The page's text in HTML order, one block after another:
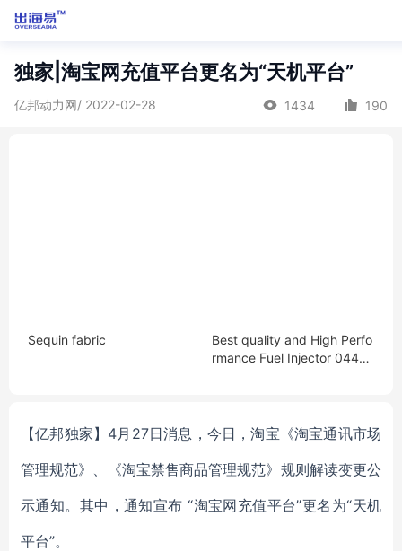
独家|淘宝网充值平台更名为“天机平台”
亿邦动力网/ 2022-02-28 1434 190
Sequin fabric
Best quality and High Perfo
rmance Fuel Injector 04451
【亿邦独家】4月27日消息，今日，淘宝《淘宝通讯市场
管理规范》、《淘宝禁售商品管理规范》规则解读变更公
示通知。其中，通知宣布 “淘宝网充值平台”更名为“天机
平台”。